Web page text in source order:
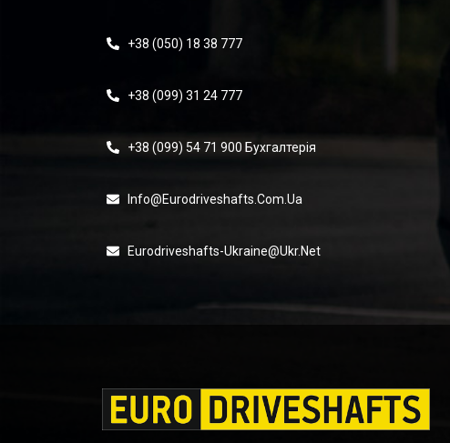
+38 (050) 18 38 777
+38 (099) 31 24 777
+38 (099) 54 71 900 Бухгалтерія
Info@eurodriveshafts.com.ua
Eurodriveshafts-Ukraine@ukr.net